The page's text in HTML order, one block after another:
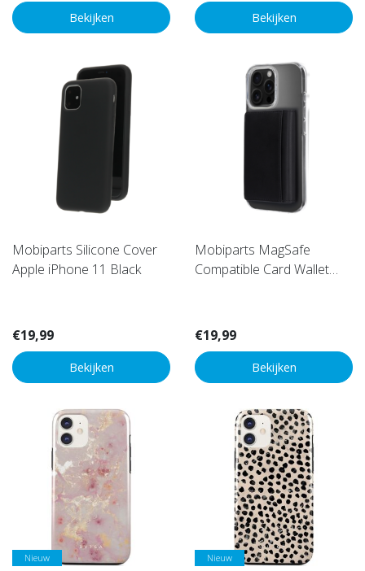
Bekijken Bekijken
Mobiparts Silicone Cover
Apple iPhone 11 Black
€19,99
Bekijken
Mobiparts MagSafe
Compatible Card Wallet
€19,99
Bekijken
Nieuw Nieuw